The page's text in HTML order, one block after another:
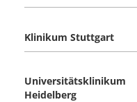
Klinikum Stuttgart
Universitätsklinikum
Heidelberg